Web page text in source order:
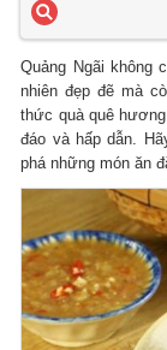
Quảng Ngãi không
nhiên đẹp đẽ mà
thức quà quê
đáo và hấp dẫn.
phá những món ăn